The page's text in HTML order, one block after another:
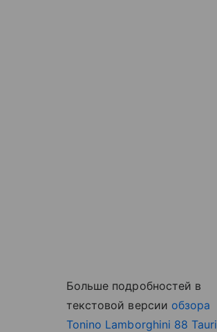
Больше подробностей в
текстовой версии обзора
Tonino Lamborghini 88 Tauri